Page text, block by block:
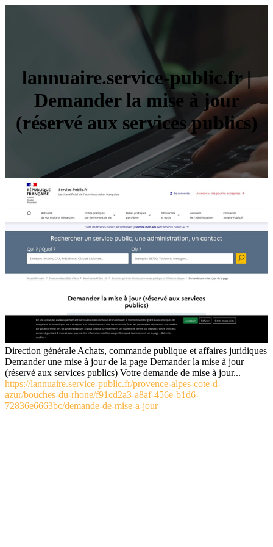
lannuaire.service-public.fr |
Demander la mise à jour
(réservé aux services publics)
Direction générale Achats, commande publique et affaires juridiques
Demander une mise à jour de la page Demander la mise à jour
(réservé aux services publics) Votre demande de mise à jour...
https://lannuaire.service-public.fr/provence-alpes-cote-d-
azur/bouches-du-rhone/f91cd2a3-a8af-456e-b1d6-
72836e6663bc/demande-de-mise-a-jour